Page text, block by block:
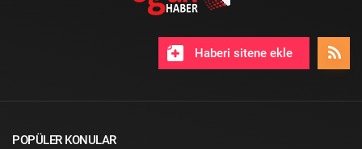
Haberi sitene ekle
POPÜLER KONULAR